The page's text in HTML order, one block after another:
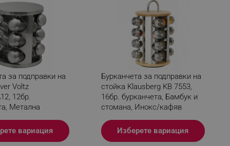
за подправки на
Voltz
12бр.
Метална
вариация
Бурканчета за подправки на
стойка Klausberg KB 7553,
16бр. бурканчета, Бамбук и
стомана, Инокс/кафяв
Изберете вариация
visitors. The lifetime
visitor sessions
is asked for web push
is a test user and can
disabled tracking,
related cookies and local